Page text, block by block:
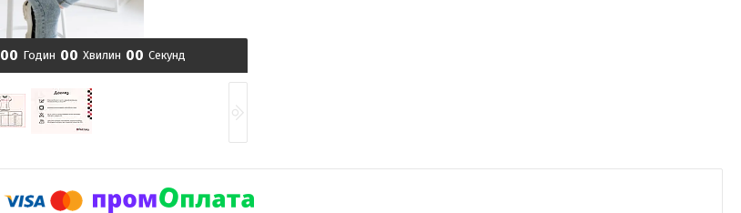
00 Годин 00 Хвилин 00 Секунд